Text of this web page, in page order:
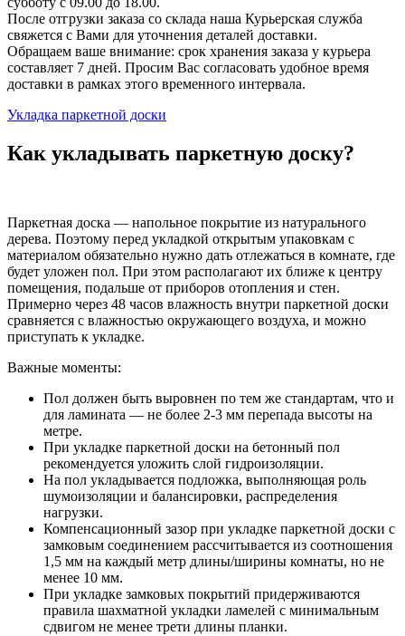
После отгрузки заказа со склада наша Курьерская служба
свяжется с Вами для уточнения деталей доставки.
Обращаем ваше внимание: срок хранения заказа у курьера
составляет 7 дней. Просим Вас согласовать удобное время
доставки в рамках этого временного интервала.
Укладка паркетной доски
Как укладывать паркетную доску?
Паркетная доска — напольное покрытие из натурального
дерева. Поэтому перед укладкой открытым упаковкам с
материалом обязательно нужно дать отлежаться в комнате, где
будет уложен пол. При этом располагают их ближе к центру
помещения, подальше от приборов отопления и стен.
Примерно через 48 часов влажность внутри паркетной доски
сравняется с влажностью окружающего воздуха, и можно
приступать к укладке.
Важные моменты:
Пол должен быть выровнен по тем же стандартам, что и
для ламината — не более 2-3 мм перепада высоты на
метре.
При укладке паркетной доски на бетонный пол
рекомендуется уложить слой гидроизоляции.
На пол укладывается подложка, выполняющая роль
шумоизоляции и балансировки, распределения
нагрузки.
Компенсационный зазор при укладке паркетной доски с
замковым соединением рассчитывается из соотношения
1,5 мм на каждый метр длины/ширины комнаты, но не
менее 10 мм.
При укладке замковых покрытий придерживаются
правила шахматной укладки ламелей с минимальным
сдвигом не менее трети длины планки.